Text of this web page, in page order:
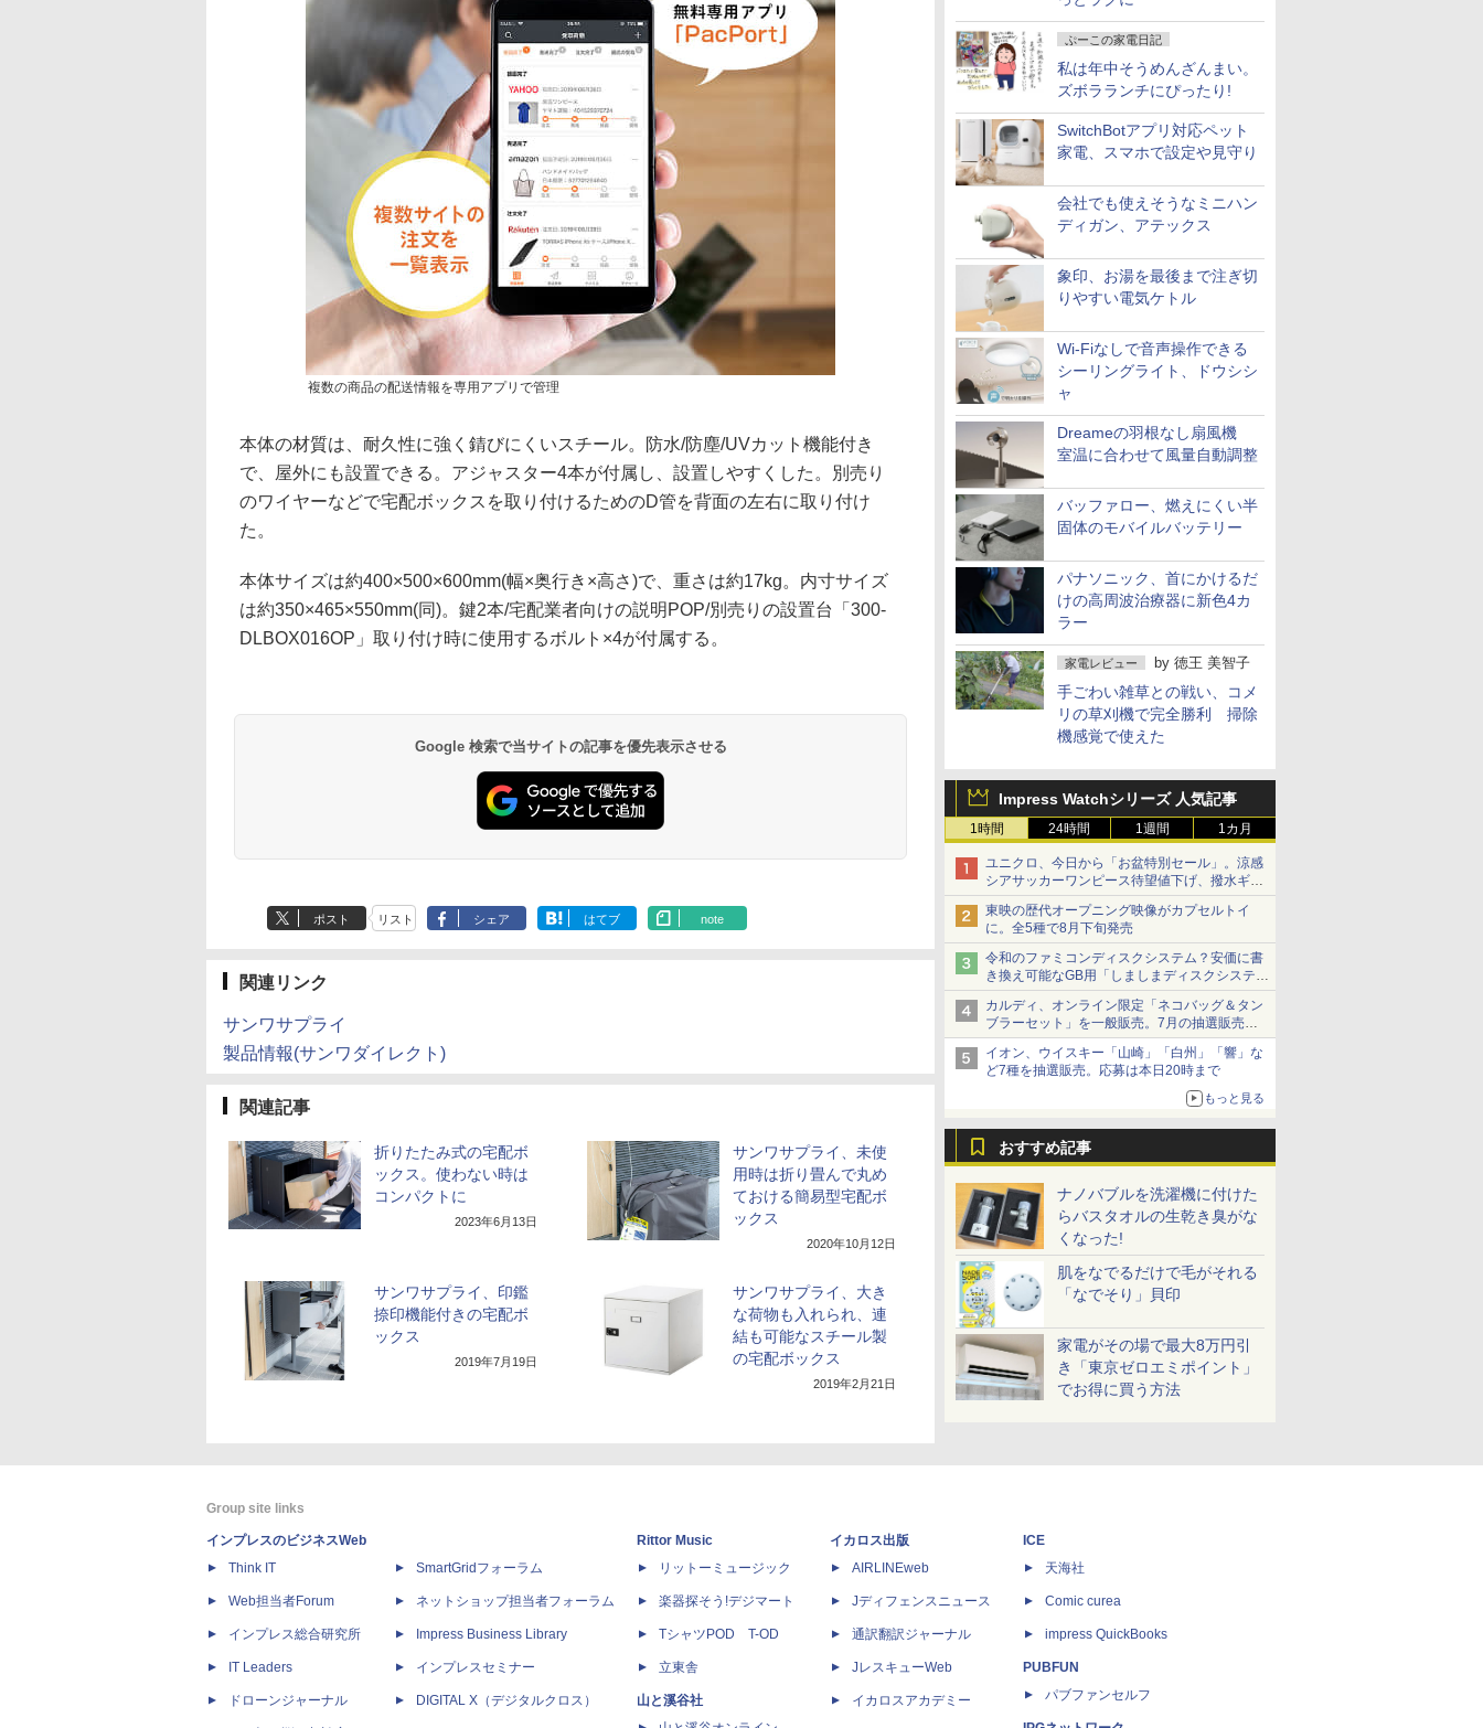
ぷーこの家電日記
私は年中そうめんざんまい。
ズボラランチにぴったり!
SwitchBotアプリ対応ペット
家電、スマホで設定や見守り
会社でも使えそうなミニハン
ディガン、アテックス
象印、お湯を最後まで注ぎ切
りやすい電気ケトル
Wi-Fiなしで音声操作できる
シーリングライト、ドウシシ
ャ
Dreameの羽根なし扇風機
室温に合わせて風量自動調整
バッファロー、燃えにくい半
固体のモバイルバッテリー
パナソニック、首にかけるだ
けの高周波治療器に新色4カ
ラー
家電レビュー by 徳王 美智子
手ごわい雑草との戦い、コメ
リの草刈機で完全勝利 掃除
機感覚で使えた
Impress Watchシリーズ 人気記事
1時間 24時間 1週間 1カ月
ユニクロ、今日から「お盆特別セール」。涼感
シアサッカーワンピース待望値下げ、撥水ギア
ショーツは1990円に
東映の歴代オープニング映像がカプセルトイ
に。全5種で8月下旬発売
令和のファミコンディスクシステム？安価に書
き換え可能なGB用「しましまディスクシステ
ム」
カルディ、オンライン限定「ネコバッグ＆タン
ブラーセット」を一般販売。7月の抽選販売の
当選無効分
イオン、ウイスキー「山崎」「白州」「響」な
ど7種を抽選販売。応募は本日20時まで
もっと見る
おすすめ記事
ナノバブルを洗濯機に付けた
らバスタオルの生乾き臭がな
くなった!
肌をなでるだけで毛がそれる
「なでそり」貝印
家電がその場で最大8万円引
き「東京ゼロエミポイント」
でお得に買う方法
複数の商品の配送情報を専用アプリで管理
本体の材質は、耐久性に強く錆びにくいスチール。防水/防塵/UVカット機能付き
で、屋外にも設置できる。アジャスター4本が付属し、設置しやすくした。別売り
のワイヤーなどで宅配ボックスを取り付けるためのD管を背面の左右に取り付け
た。
本体サイズは約400×500×600mm(幅×奥行き×高さ)で、重さは約17kg。内寸サイズ
は約350×465×550mm(同)。鍵2本/宅配業者向けの説明POP/別売りの設置台「300-
DLBOX016OP」取り付け時に使用するボルト×4が付属する。
Google 検索で当サイトの記事を優先表示させる
ポスト リスト シェア はてブ note
関連リンク
サンワサプライ
製品情報(サンワダイレクト)
関連記事
折りたたみ式の宅配ボ
ックス。使わない時は
コンパクトに
2023年6月13日
サンワサプライ、未使
用時は折り畳んで丸め
ておける簡易型宅配ボ
ックス
2020年10月12日
サンワサプライ、印鑑
捺印機能付きの宅配ボ
ックス
2019年7月19日
サンワサプライ、大き
な荷物も入れられ、連
結も可能なスチール製
の宅配ボックス
2019年2月21日
Group site links
インプレスのビジネスWeb
Think IT
Web担当者Forum
インプレス総合研究所
IT Leaders
ドローンジャーナル
SmartGridフォーラム
ネットショップ担当者フォーラム
Impress Business Library
インプレスセミナー
DIGITAL X（デジタルクロス）
Rittor Music
リットーミュージック
楽器探そう!デジマート
TシャツPOD T-OD
立東舎
山と溪谷社
イカロス出版
AIRLINEweb
Jディフェンスニュース
通訳翻訳ジャーナル
JレスキューWeb
イカロスアカデミー
ICE
天海社
Comic curea
impress QuickBooks
PUBFUN
パブファンセルフ